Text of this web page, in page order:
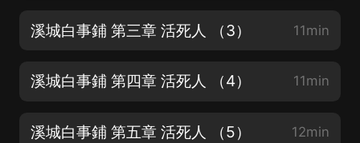
溪城白事鋪 第三章 活死人 （3） 11min
溪城白事鋪 第四章 活死人 （4） 11min
溪城白事鋪 第五章 活死人 （5） 12min